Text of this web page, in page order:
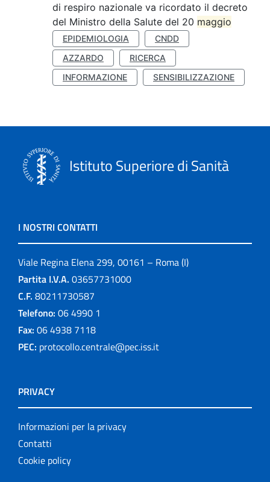
di respiro nazionale va ricordato il decreto
del Ministro della Salute del 20 maggio
EPIDEMIOLOGIA
CNDD
AZZARDO
RICERCA
INFORMAZIONE
SENSIBILIZZAZIONE
Istituto Superiore di Sanità
I NOSTRI CONTATTI
Viale Regina Elena 299, 00161 – Roma (I)
Partita I.V.A. 03657731000
C.F. 80211730587
Telefono: 06 4990 1
Fax: 06 4938 7118
PEC: protocollo.centrale@pec.iss.it
PRIVACY
Informazioni per la privacy
Contatti
Cookie policy